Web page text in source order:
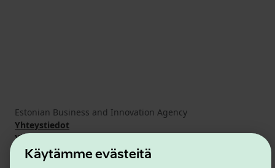
Käytämme evästeitä
Estonian Business and Innovation Agency
Yhteystiedot
Yhteistyökumppanit
Käyttöehdot
Eväste- ja tietosuojakäytäntö